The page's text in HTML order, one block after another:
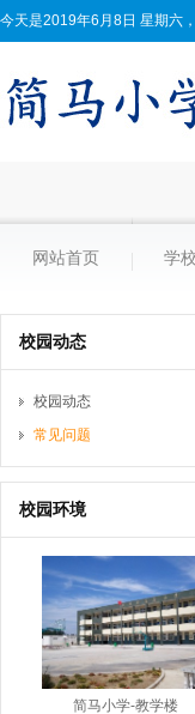
今天是2019年6月8日 星期六
网站首页 学
校园动态
校园动态
常见问题
校园环境
简马小学-教学楼